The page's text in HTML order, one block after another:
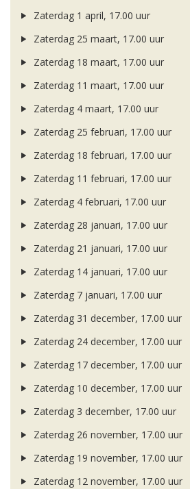
Zaterdag 1 april, 17.00 uur
Zaterdag 25 maart, 17.00 uur
Zaterdag 18 maart, 17.00 uur
Zaterdag 11 maart, 17.00 uur
Zaterdag 4 maart, 17.00 uur
Zaterdag 25 februari, 17.00 uur
Zaterdag 18 februari, 17.00 uur
Zaterdag 11 februari, 17.00 uur
Zaterdag 4 februari, 17.00 uur
Zaterdag 28 januari, 17.00 uur
Zaterdag 21 januari, 17.00 uur
Zaterdag 14 januari, 17.00 uur
Zaterdag 7 januari, 17.00 uur
Zaterdag 31 december, 17.00 uur
Zaterdag 24 december, 17.00 uur
Zaterdag 17 december, 17.00 uur
Zaterdag 10 december, 17.00 uur
Zaterdag 3 december, 17.00 uur
Zaterdag 26 november, 17.00 uur
Zaterdag 19 november, 17.00 uur
Zaterdag 12 november, 17.00 uur